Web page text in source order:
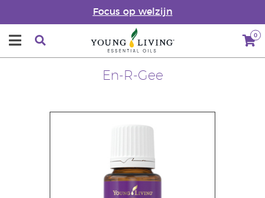
Focus op welzijn
0
En-R-Gee